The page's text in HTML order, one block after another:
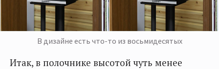
В дизайне есть что-то из восьмидесятых
Итак, в полочнике высотой чуть менее